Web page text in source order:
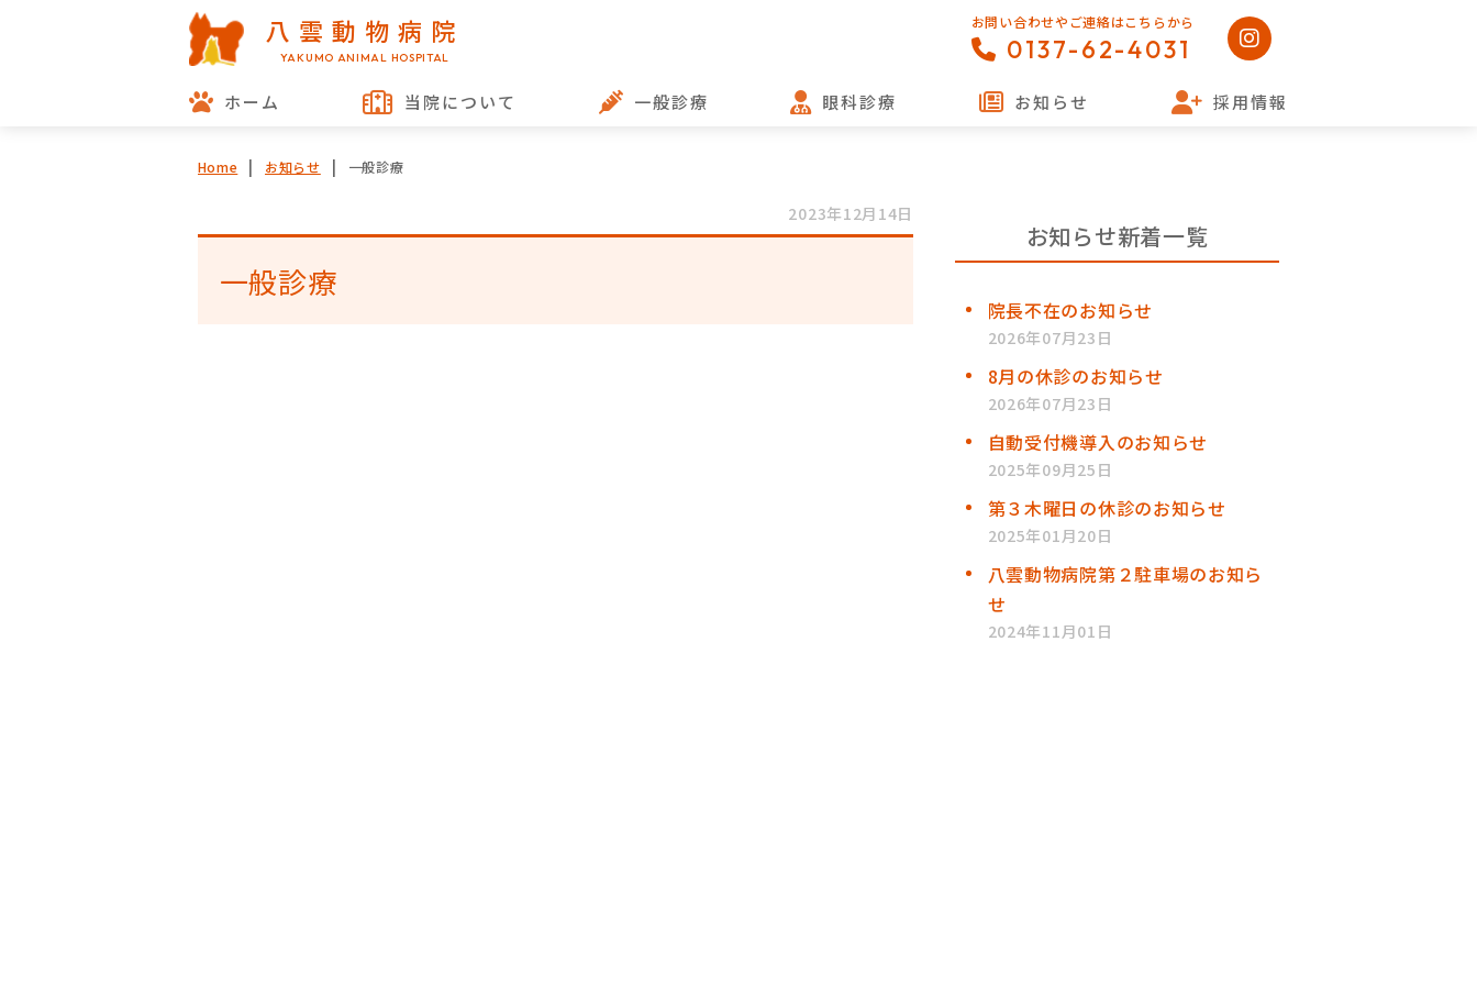
八雲動物病院
YAKUMO ANIMAL HOSPITAL
お問い合わせやご連絡はこちらから
0137-62-4031
ホーム 当院について 一般診療 眼科診療 お知らせ 採用情報
Home お知らせ 一般診療
2023年12月14日
一般診療
お知らせ新着一覧
院長不在のお知らせ
2026年07月23日
8月の休診のお知らせ
2026年07月23日
自動受付機導入のお知らせ
2025年09月25日
第３木曜日の休診のお知らせ
2025年01月20日
八雲動物病院第２駐車場のお知ら
せ
2024年11月01日